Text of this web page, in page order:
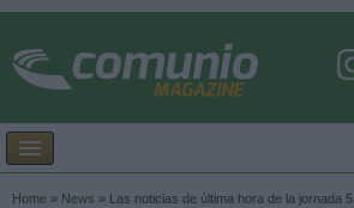
Home » News » Las noticias de última hora de la jornada 5